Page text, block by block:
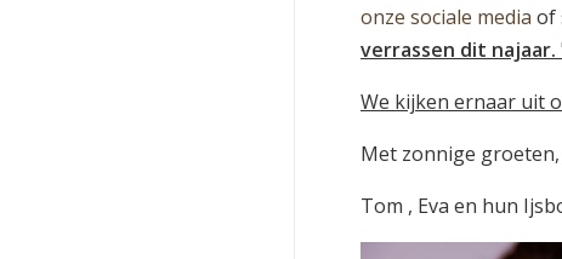
onze sociale media of
verrassen dit najaar.
We kijken ernaar uit
Met zonnige groeten,
Tom , Eva en hun